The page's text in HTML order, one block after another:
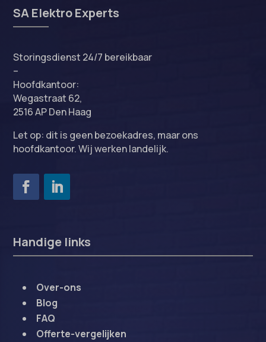
SA Elektro Experts
Storingsdienst 24/7 bereikbaar
–
Hoofdkantoor:
Wegastraat 62,
2516 AP Den Haag
Let op: dit is geen bezoekadres, maar ons
hoofdkantoor. Wij werken landelijk.
Handige links
Over-ons
Blog
FAQ
Offerte-vergelijken